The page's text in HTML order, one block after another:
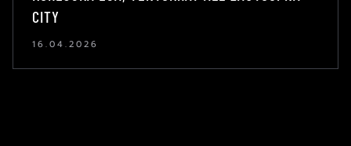
CITY
16.04.2026